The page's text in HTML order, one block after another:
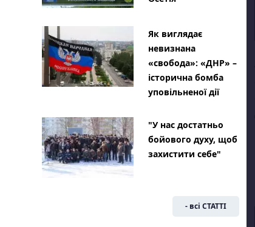
Як виглядає
невизнана
«свобода»: «ДНР» –
історична бомба
уповільненої дії
"У нас достатньо
бойового духу, щоб
захистити себе"
- всі СТАТТІ